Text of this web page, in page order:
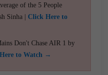
of the 5 People
Sinha | Click Here to
Don't Chase AIR 1 by
to Watch →